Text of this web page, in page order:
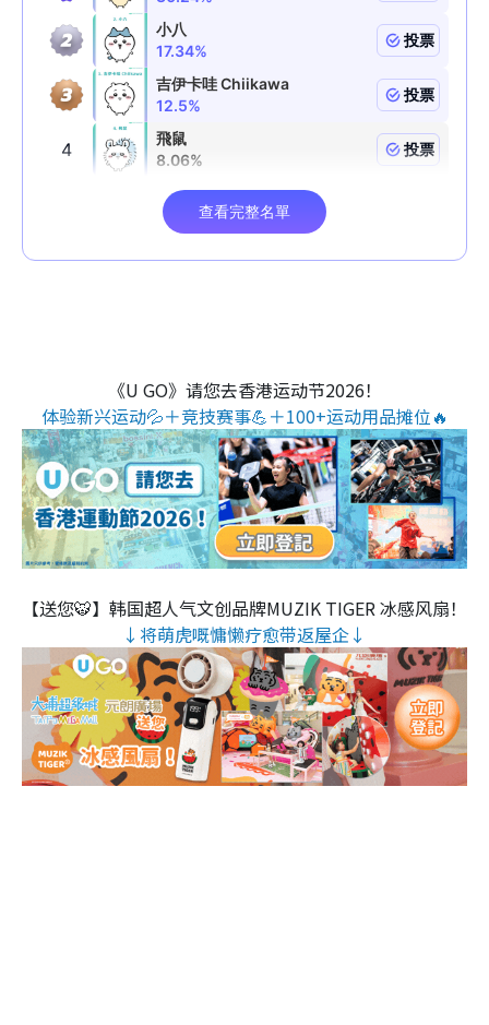
《U GO》请您去香港运动节2026！
体验新兴运动💦＋竞技赛事💪＋100+运动用品摊位🔥
【送您🐯】韩国超人气文创品牌MUZIK TIGER 冰感风扇！
↓将萌虎嘅慵懒疗愈带返屋企↓